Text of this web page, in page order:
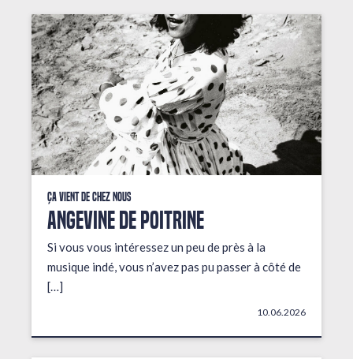
Ça vient de chez nous
ANGEVINE DE POITRINE
Si vous vous intéressez un peu de près à la
musique indé, vous n’avez pas pu passer à côté de
[…]
10.06.2026